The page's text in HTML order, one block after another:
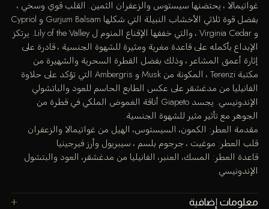
غواتيمالا ، يحتضنها سيستوس والزعفران الثمين. القلب قوي وسخي ،
بفضل قوة ثلاثي الأخشاب النبيلة التي شكلها Gurjum Balsam و Cypriol
و Virginia Cedar ، والتي خففها الإقناع المنوم ل Lily of the Valley. يرتكز
الإبداع بأكمله على قاعدة مغرية ومثيرة للشهوة الجنسية ، قادرة على
إثارة أعمق المشاعر ، وذلك بفضل القطرة السحرية والشهيرة من
مكتبة Terenzi ، المكونة من Musk و Ambergris التي تؤكد على حلاوة
الفانيليا من مدغشقر على عكس الطابع الحاسم للعود والباتشولي
الإندونيسي. يجسد Giapeto أناقة الغموض الملكي في قطرة من
الجوهر مع تأثير مثير للشهوة الجنسية.
مقدمة العطر: الكمون، السيستوس، الهيل من غواتيمالا والزعفران
قلب العطر: موغيت ، جرجوم بلسم ، سيبريول وأرز فيرجينيا
قاعدة العطر: المسك، العنبر، الفانيليا من مدغشقر، العود والبتشول
الإندونيسي
معلومات إضافية